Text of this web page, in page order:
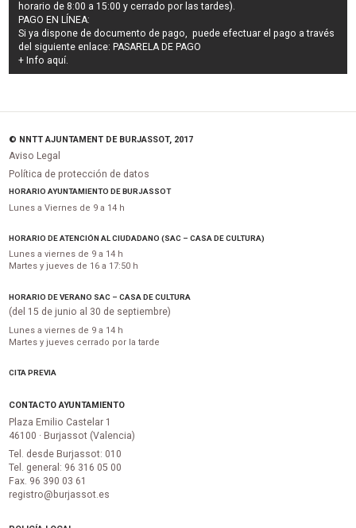
horario de 8:00 a 15:00 y cerrado por las tardes).
PAGO EN LÍNEA:
Si ya dispone de documento de pago, puede efectuar el pago a través
del siguiente enlace: PASARELA DE PAGO
+ Info aquí.
© NNTT AJUNTAMENT DE BURJASSOT, 2017
Aviso Legal
Política de protección de datos
HORARIO AYUNTAMIENTO DE BURJASSOT
Lunes a Viernes de 9 a 14 h
HORARIO DE ATENCIÓN AL CIUDADANO (SAC – CASA DE CULTURA)
Lunes a viernes de 9 a 14 h
Martes y jueves de 16 a 17:50 h
HORARIO DE VERANO SAC – CASA DE CULTURA
(del 15 de junio al 30 de septiembre)
Lunes a viernes de 9 a 14 h
Martes y jueves cerrado por la tarde
CITA PREVIA
CONTACTO AYUNTAMIENTO
Plaza Emilio Castelar 1
46100 · Burjassot (Valencia)
Tel. desde Burjassot: 010
Tel. general: 96 316 05 00
Fax. 96 390 03 61
registro@burjassot.es